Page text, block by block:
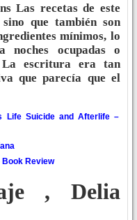
Las recetas de este
que también son
mínimos, lo
noches ocupadas o
La escritura era tan
que parecía que el
Life Suicide and Afterlife –
Review
, Delia